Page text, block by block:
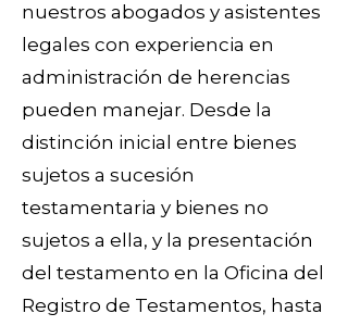
nuestros abogados y asistentes
legales con experiencia en
administración de herencias
pueden manejar. Desde la
distinción inicial entre bienes
sujetos a sucesión
testamentaria y bienes no
sujetos a ella, y la presentación
del testamento en la Oficina del
Registro de Testamentos, hasta